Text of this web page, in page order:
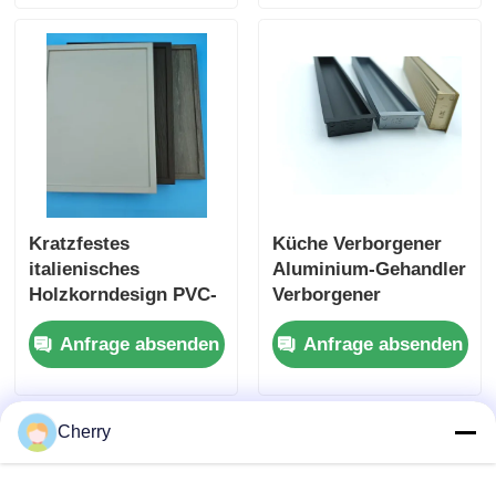
Küchenschrank
Kratzfestes
italienisches
Holzkorndesign PVC-
Dekorationsfolie
Druckholz PVC-
Laminat für
Wandtürverpackungen
Anfrage absenden
Küche Verborgener
Aluminium-Gehandler
Verborgener
Aluminium-Profil-
Handler Aluminium-
Schiebehandler
Anfrage absenden
Cherry